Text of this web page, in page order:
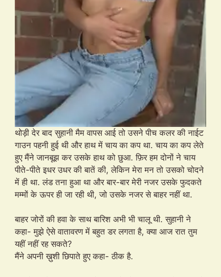
थोड़ी देर बाद सुहानी मैम वापस आई तो उसने पीच कलर की नाईट
गाउन पहनी हुई थी और हाथ में चाय का कप था. चाय का कप लेते
हुए मैंने जानबूझ कर उसके हाथ को छुआ. फ़िर हम दोनों ने चाय
पीते-पीते इधर उधर की बातें की, लेकिन मेरा मन तो उसको चोदने
में ही था. लंड तना हुआ था और बार-बार मेरी नजर उसके फुदकते
मम्मों के ऊपर ही जा रही थी, जो उसके नजर से बाहर नहीं था.
बाहर जोरों की हवा के साथ बारिश अभी भी चालू थी. सुहानी ने
कहा- मुझे ऐसे वातावरण में बहुत डर लगता है, क्या आज रात तुम
यहीं नहीं रह सकते?
मैंने अपनी ख़ुशी छिपाते हुए कहा- ठीक है.